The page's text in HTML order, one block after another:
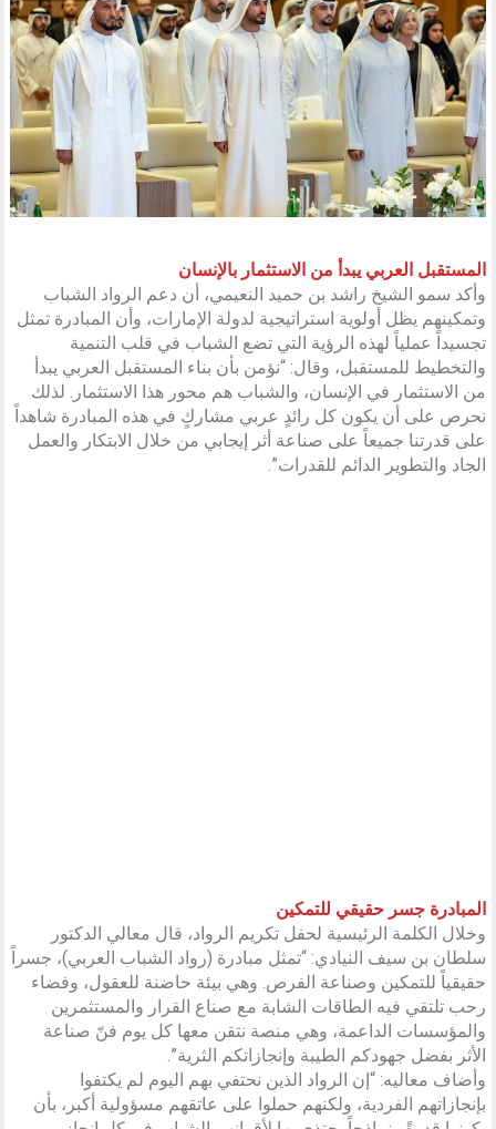
المستقبل العربي يبدأ من الاستثمار بالإنسان
وأكد سمو الشيخ راشد بن حميد النعيمي، أن دعم الرواد الشباب
وتمكينهم يظل أولوية استراتيجية لدولة الإمارات، وأن المبادرة تمثل
تجسيداً عملياً لهذه الرؤية التي تضع الشباب في قلب التنمية
والتخطيط للمستقبل، وقال: “نؤمن بأن بناء المستقبل العربي يبدأ
من الاستثمار في الإنسان، والشباب هم محور هذا الاستثمار. لذلك
نحرص على أن يكون كل رائدٍ عربي مشاركٍ في هذه المبادرة شاهداً
على قدرتنا جميعاً على صناعة أثر إيجابي من خلال الابتكار والعمل
الجاد والتطوير الدائم للقدرات”.
المبادرة جسر حقيقي للتمكين
وخلال الكلمة الرئيسية لحفل تكريم الرواد، قال معالي الدكتور
سلطان بن سيف النيادي: “تمثل مبادرة (رواد الشباب العربي)، جسراً
حقيقياً للتمكين وصناعة الفرص. وهي بيئة حاضنة للعقول، وفضاء
رحب تلتقي فيه الطاقات الشابة مع صناع القرار والمستثمرين
والمؤسسات الداعمة، وهي منصة نتقن معها كل يوم فنّ صناعة
الأثر بفضل جهودكم الطيبة وإنجازاتكم الثرية”.
وأضاف معاليه: “إن الرواد الذين نحتفي بهم اليوم لم يكتفوا
بإنجازاتهم الفردية، ولكنهم حملوا على عاتقهم مسؤولية أكبر، بأن